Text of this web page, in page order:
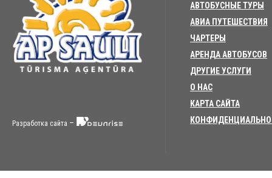
Разработка сайта –
АВТОБУСНЫЕ ТУРЫ
АВИА ПУТЕШЕСТВИЯ
ЧАРТЕРЫ
АРЕНДА АВТОБУСОВ
ДРУГИЕ УСЛУГИ
О НАС
КАРТА САЙТА